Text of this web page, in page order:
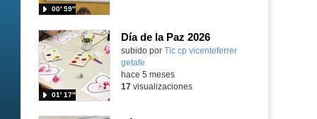
00′ 59″
Día de la Paz 2026
Contenido educativo.
subido por Tic cp vicenteferrer
getafe
01′ 17″
hace 5 meses
17visualizaciones